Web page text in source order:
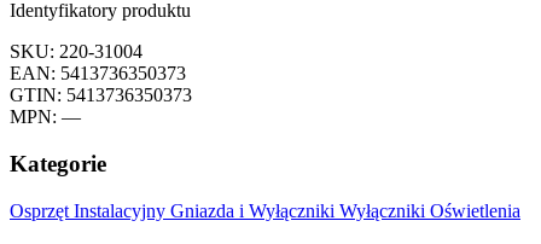
Identyfikatory produktu
SKU: 220-31004
EAN: 5413736350373
GTIN: 5413736350373
MPN: —
Kategorie
Osprzęt Instalacyjny Gniazda i Wyłączniki Wyłączniki Oświetlenia